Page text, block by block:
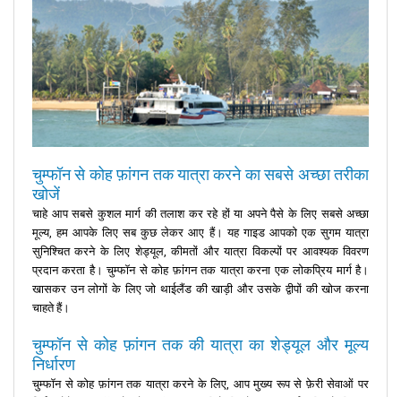
चुम्फॉन से कोह फ़ांगन तक यात्रा करने का सबसे अच्छा तरीका
खोजें
चाहे आप सबसे कुशल मार्ग की तलाश कर रहे हों या अपने पैसे के लिए सबसे अच्छा
मूल्य, हम आपके लिए सब कुछ लेकर आए हैं। यह गाइड आपको एक सुगम यात्रा
सुनिश्चित करने के लिए शेड्यूल, कीमतों और यात्रा विकल्पों पर आवश्यक विवरण
प्रदान करता है। चुम्फॉन से कोह फ़ांगन तक यात्रा करना एक लोकप्रिय मार्ग है।
खासकर उन लोगों के लिए जो थाईलैंड की खाड़ी और उसके द्वीपों की खोज करना
चाहते हैं।
चुम्फॉन से कोह फ़ांगन तक की यात्रा का शेड्यूल और मूल्य
निर्धारण
चुम्फॉन से कोह फ़ांगन तक यात्रा करने के लिए, आप मुख्य रूप से फ़ेरी सेवाओं पर